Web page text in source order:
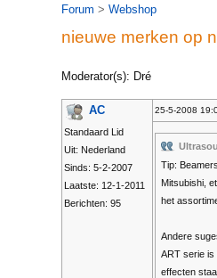
Forum > Webshop
nieuwe merken op
Moderator(s): Dré
AC
Standaard Lid
Uit: Nederland
Sinds: 5-2-2007
Laatste: 12-1-2011
Berichten: 95
25-5-2008
Tip:
Mitsubishi,
het
Andere
ART serie is
effecten